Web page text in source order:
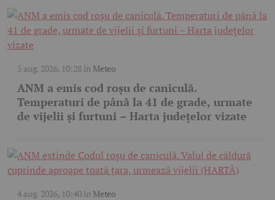
5 aug. 2026, 10:28în Meteo
ANM a emis cod roșu de caniculă.
Temperaturi de până la 41 de grade, urmate
de vijelii și furtuni – Harta județelor vizate
4 aug. 2026, 10:40în Meteo